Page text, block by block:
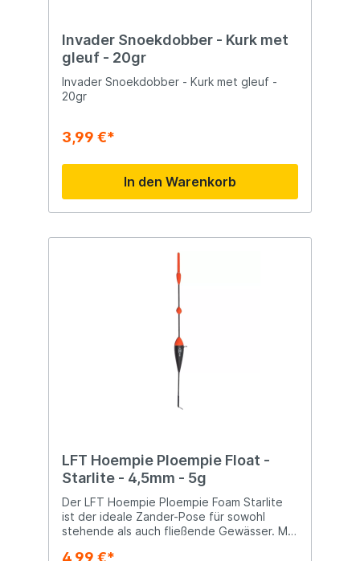
Invader Snoekdobber - Kurk met
gleuf - 20gr
Invader Snoekdobber - Kurk met gleuf -
20gr
3,99 €*
In den Warenkorb
LFT Hoempie Ploempie Float -
Starlite - 4,5mm - 5g
Der LFT Hoempie Ploempie Foam Starlite
ist der ideale Zander-Pose für sowohl
stehende als auch fließende Gewässer. Mit
4,99 €*